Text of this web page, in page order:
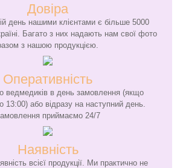
Довіра
день нашими клієнтами є більше 5000
Багато з них надають нам свої фото
з нашою продукцією.
Оперативність
ведмедиків в день замовлення (якщо
або відразу на наступний день.
приймаємо 24/7
Наявність
всієї продукції. Ми практично не